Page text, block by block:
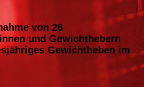
von 26
und Gewichthebern
Gewichtheben im